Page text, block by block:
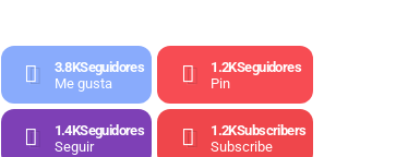
3.8KSeguidores
Me gusta
1.2KSeguidores
Pin
1.4KSeguidores
Seguir
1.2KSubscribers
Subscribe